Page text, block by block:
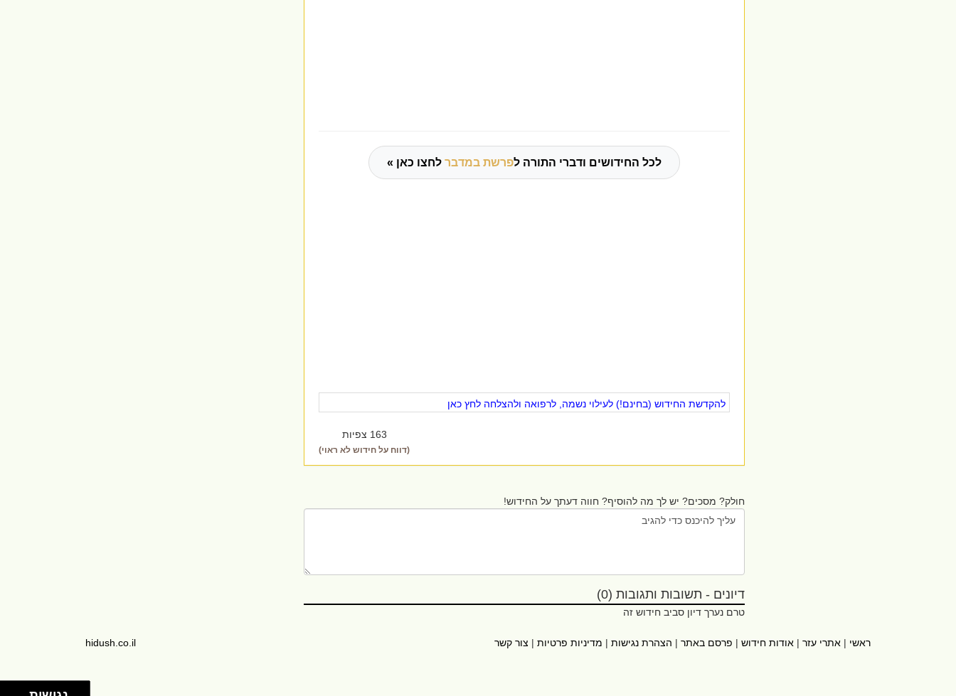
לכל החידושים ודברי התורה לפרשת במדבר לחצו כאן »
להקדשת החידוש (בחינם!) לעילוי נשמה, לרפואה ולהצלחה לחץ כאן
163 צפיות
(דווח על חידוש לא ראוי)
חולק? מסכים? יש לך מה להוסיף? חווה דעתך על החידוש!
דיונים - תשובות ותגובות (0)
טרם נערך דיון סביב חידוש זה
ראשי | אתרי עזר | אודות חידוש | פרסם באתר | הצהרת נגישות | מדיניות פרטיות | צור קשר hidush.co.il